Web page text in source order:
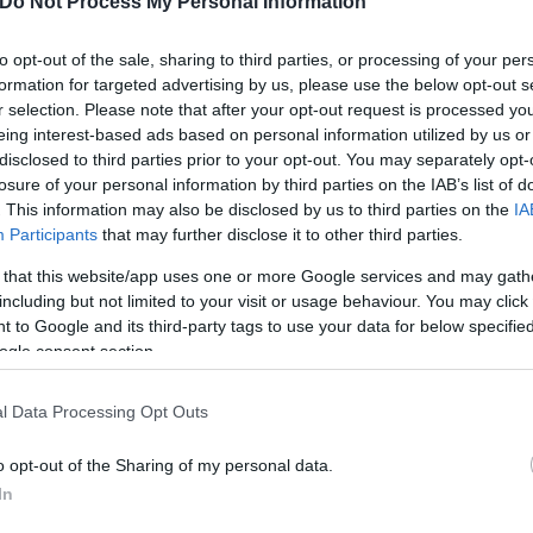
opt-out of the sale, sharing to third parties, or processing of your
for targeted advertising by us, please use the below opt-out
selection. Please note that after your opt-out request is processed
interest-based ads based on personal information utilized by us
to third parties prior to your opt-out. You may separately
of your personal information by third parties on the IAB’s list of
This information may also be disclosed by us to third parties on the
Participants that may further disclose it to other third parties.
that this website/app uses one or more Google services and may
but not limited to your visit or usage behaviour. You may
to Google and its third-party tags to use your data for below
consent section.
Data Processing Opt Outs
opt-out of the Sharing of my personal data.
απετράπη η «χειρότερη καταστροφή»
σημειώνοντας ότι «μια τέτοια
το άκρως απόρρητο υποβρύχιο και τον